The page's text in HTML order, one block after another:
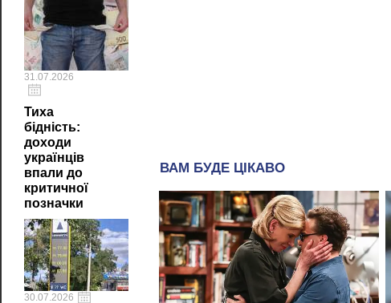
31.07.2026
Тиха
бідність:
доходи
українців
впали до
критичної
позначки
30.07.2026